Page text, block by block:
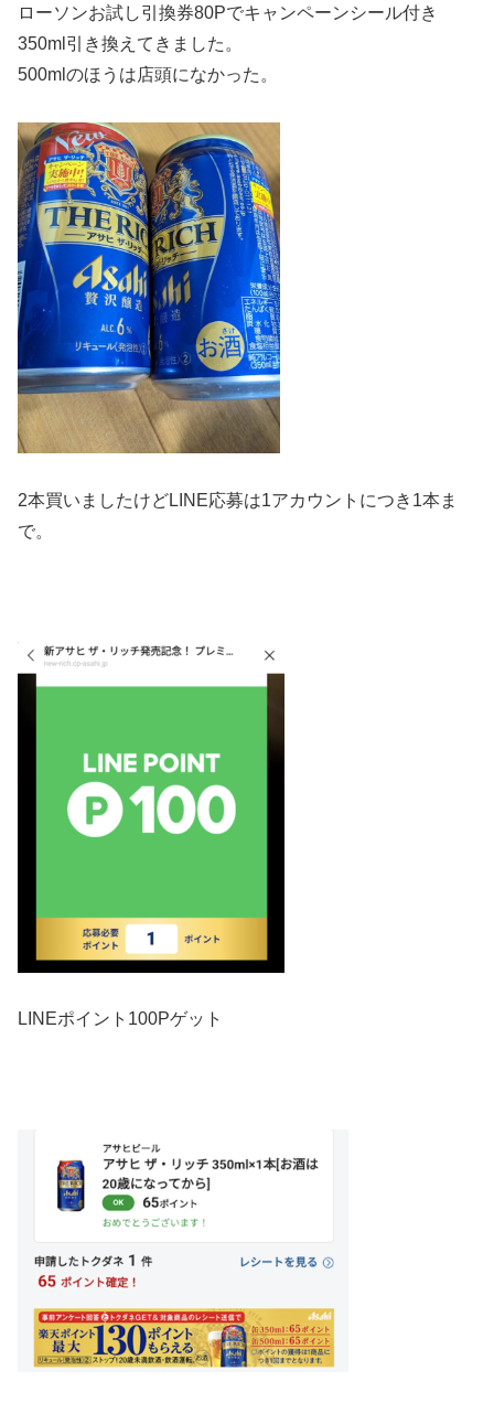
ローソンお試し引換券80Pでキャンペーンシール付き
350ml引き換えてきました。
500mlのほうは店頭になかった。
2本買いましたけどLINE応募は1アカウントにつき1本ま
で。
LINEポイント100Pゲット